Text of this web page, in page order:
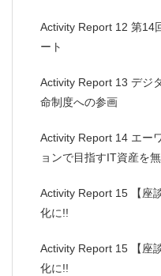
Activity Report 12 第14
ート
Activity Report 13 デジ
命制度への参画
Activity Report 14 エー
ョンで目指すIT資産を
Activity Report 15 【座
化に!!
Activity Report 15 【座
化に!!